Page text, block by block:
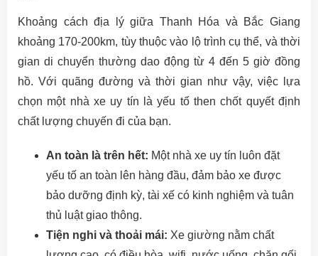
Khoảng cách địa lý giữa Thanh Hóa và Bắc Giang
khoảng 170-200km, tùy thuộc vào lộ trình cụ thể, và thời
gian di chuyển thường dao động từ 4 đến 5 giờ đồng
hồ. Với quãng đường và thời gian như vậy, việc lựa
chọn một nhà xe uy tín là yếu tố then chốt quyết định
chất lượng chuyến đi của bạn.
An toàn là trên hết: Một nhà xe uy tín luôn đặt
yếu tố an toàn lên hàng đầu, đảm bảo xe được
bảo dưỡng định kỳ, tài xế có kinh nghiệm và tuân
thủ luật giao thông.
Tiện nghi và thoải mái: Xe giường nằm chất